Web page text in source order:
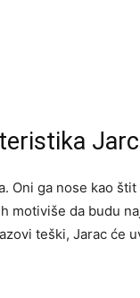
Oni ga nose kao
motiviše da budu
teški, Jarac će